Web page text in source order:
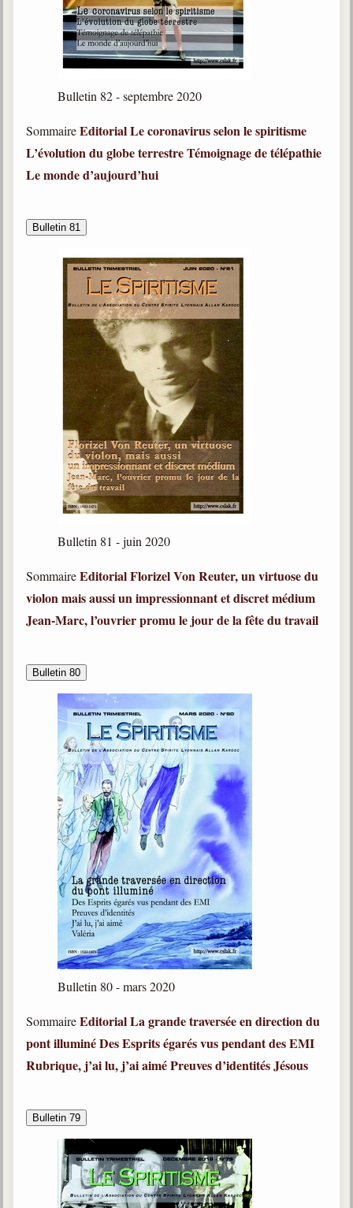
Bulletin 82 - septembre 2020
SommaireEditorialLe coronavirus selon le spiritisme
L’évolution du globe terrestreTémoignage de télépathie
Le monde d’aujourd’hui
Bulletin 81
Bulletin 81 - juin 2020
SommaireEditorialFlorizel Von Reuter, un virtuose du
violon mais aussi un impressionnant et discret médium
Jean-Marc, l’ouvrier promu le jour de la fête du travail
Bulletin 80
Bulletin 80 - mars 2020
SommaireEditorialLa grande traversée en direction du
pont illuminéDes Esprits égarés vus pendant des EMI
Rubrique, j’ai lu, j’ai aiméPreuves d’identitésJésous
Bulletin 79